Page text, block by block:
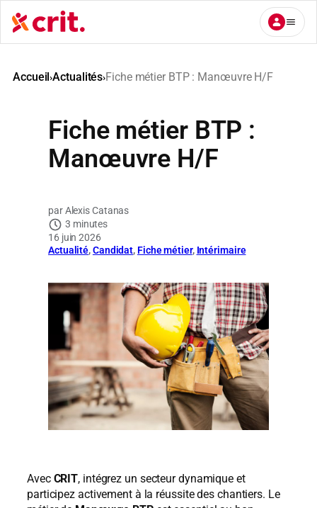
Aller
au
contenu
Accueil›Actualités›Fiche métier BTP : Manœuvre H/F
Fiche métier BTP :
Manœuvre H/F
Alexis Catanas
3 minutes
16 juin 2026
Actualité, Candidat, Fiche métier, Intérimaire
Avec CRIT, intégrez un secteur dynamique et
participez activement à la réussite des chantiers. Le